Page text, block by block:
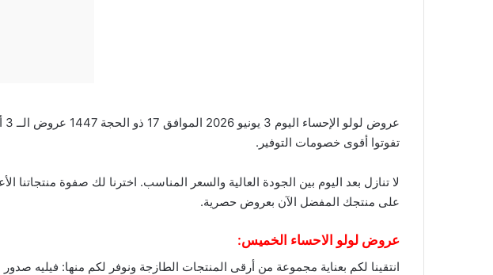
تفوتوا أقوى خصومات التوفير.
لا تنازل بعد اليوم بين الجودة العالية والسعر المناسب. اخترنا لك صفوة
على منتجك المفضل الآن بعروض حصرية.
عروض لولو الاحساء الخميس:
انتقينا لكم بعناية مجموعة من أرقى المنتجات الطازجة ونوفر لكم منها: فيليه